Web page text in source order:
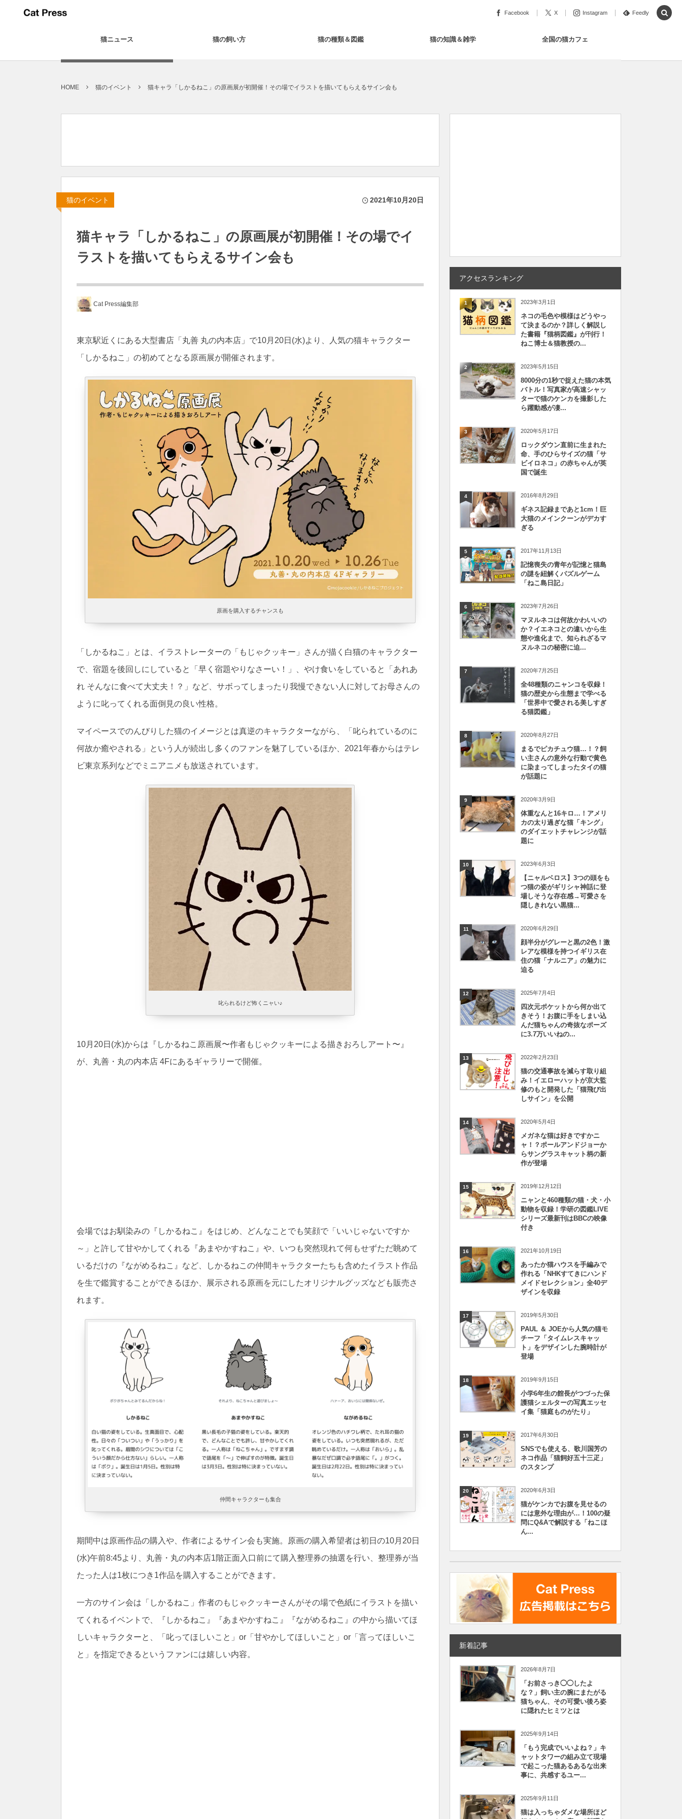
Facebook X Instagram Feedly
猫ニュース 猫の飼い方 猫の種類＆図鑑 猫の知識＆雑学 全国の猫カフェ
HOME 猫のイベント 猫キャラ「しかるねこ」の原画展が初開催！その場でイラストを描いてもらえるサイン会も
猫のイベント 2021年10月20日
猫キャラ「しかるねこ」の原画展が初開催！その場でイ
ラストを描いてもらえるサイン会も
Cat Press編集部
東京駅近くにある大型書店「丸善 丸の内本店」で10月20日(水)より、人気の猫キャラクター
「しかるねこ」の初めてとなる原画展が開催されます。
原画を購入するチャンスも
「しかるねこ」とは、イラストレーターの「もじゃクッキー」さんが描く白猫のキャラクター
で、宿題を後回しにしていると「早く宿題やりなさーい！」、やけ食いをしていると「あれあ
れ そんなに食べて大丈夫！？」など、サボってしまったり我慢できない人に対してお母さんの
ように叱ってくれる面倒見の良い性格。
マイペースでのんびりした猫のイメージとは真逆のキャラクターながら、「叱られているのに
何故か癒やされる」という人が続出し多くのファンを魅了しているほか、2021年春からはテレ
ビ東京系列などでミニアニメも放送されています。
叱られるけど怖くニャい♪
10月20日(水)からは『しかるねこ原画展〜作者もじゃクッキーによる描きおろしアート〜』
が、丸善・丸の内本店 4Fにあるギャラリーで開催。
会場ではお馴染みの『しかるねこ』をはじめ、どんなことでも笑顔で「いいじゃないですか
～」と許して甘やかしてくれる『あまやかすねこ』や、いつも突然現れて何もせずただ眺めて
いるだけの『ながめるねこ』など、しかるねこの仲間キャラクターたちも含めたイラスト作品
を生で鑑賞することができるほか、展示される原画を元にしたオリジナルグッズなども販売さ
れます。
仲間キャラクターも集合
期間中は原画作品の購入や、作者によるサイン会も実施。原画の購入希望者は初日の10月20日
(水)午前8:45より、丸善・丸の内本店1階正面入口前にて購入整理券の抽選を行い、整理券が当
たった人は1枚につき1作品を購入することができます。
一方のサイン会は「しかるねこ」作者のもじゃクッキーさんがその場で色紙にイラストを描い
てくれるイベントで、『しかるねこ』『あまやかすねこ』『ながめるねこ』の中から描いてほ
しいキャラクターと、「叱ってほしいこと」or「甘やかしてほしいこと」or「言ってほしいこ
と」を指定できるというファンには嬉しい内容。
アクセスランキング
1 2023年3月1日
ネコの毛色や模様はどうやっ
て決まるのか？詳しく解説し
た書籍『猫柄図鑑』が刊行！
ねこ博士＆猫教授の...
2 2023年5月15日
8000分の1秒で捉えた猫の本気
バトル！写真家が高速シャッ
ターで猫のケンカを撮影した
ら躍動感が凄...
3 2020年5月17日
ロックダウン直前に生まれた
命、手のひらサイズの猫「サ
ビイロネコ」の赤ちゃんが英
国で誕生
4 2016年8月29日
ギネス記録まであと1cm！巨
大猫のメインクーンがデカす
ぎる
5 2017年11月13日
記憶喪失の青年が記憶と猫島
の謎を紐解くパズルゲーム
「ねこ島日記」
6 2023年7月26日
マヌルネコは何故かわいいの
か？イエネコとの違いから生
態や進化まで、知られざるマ
ヌルネコの秘密に迫...
7 2020年7月25日
全48種類のニャンコを収録！
猫の歴史から生態まで学べる
「世界中で愛される美しすぎ
る猫図鑑」
8 2020年8月27日
まるでピカチュウ猫…！？飼
い主さんの意外な行動で黄色
に染まってしまったタイの猫
が話題に
9 2020年3月9日
体重なんと16キロ…！アメリ
カの太り過ぎな猫「キング」
のダイエットチャレンジが話
題に
10 2023年6月3日
【ニャルベロス】3つの頭をも
つ猫の姿がギリシャ神話に登
場しそうな存在感→可愛さを
隠しきれない黒猫...
11 2020年6月29日
顔半分がグレーと黒の2色！激
レアな模様を持つイギリス在
住の猫「ナルニア」の魅力に
迫る
12 2025年7月4日
四次元ポケットから何か出て
きそう！お腹に手をしまい込
んだ猫ちゃんの奇抜なポーズ
に3.7万いいねの...
13 2022年2月23日
猫の交通事故を減らす取り組
み！イエローハットが京大監
修のもと開発した「猫飛び出
しサイン」を公開
14 2020年5月4日
メガネな猫は好きですかニ
ャ！？ポールアンドジョーか
らサングラスキャット柄の新
作が登場
15 2019年12月12日
ニャンと460種類の猫・犬・小
動物を収録！学研の図鑑LIVE
シリーズ最新刊はBBCの映像
付き
16 2021年10月19日
あったか猫ハウスを手編みで
作れる「NHKすてきにハンド
メイドセレクション」全40デ
ザインを収録
17 2019年5月30日
PAUL ＆ JOEから人気の猫モ
チーフ「タイムレスキャッ
ト」をデザインした腕時計が
登場
18 2019年9月15日
小学6年生の館長がつづった保
護猫シェルターの写真エッセ
イ集「猫庭ものがたり」
19 2017年6月30日
SNSでも使える、歌川国芳の
ネコ作品「猫飼好五十三疋」
のスタンプ
20 2020年6月3日
猫がケンカでお腹を見せるの
には意外な理由が…！100の疑
問にQ&Aで解説する「ねこほ
ん...
新着記事
2026年8月7日
「お前さっき◯◯したよ
な？」飼い主の腕にまたがる
猫ちゃん、その可愛い後ろ姿
に隠れたヒミツとは
2025年9月14日
「もう完成でいいよね？」キ
ャットタワーの組み立て現場
で起こった猫あるあるな出来
事に、共感するユー...
2025年9月11日
猫は入っちゃダメな場所ほど